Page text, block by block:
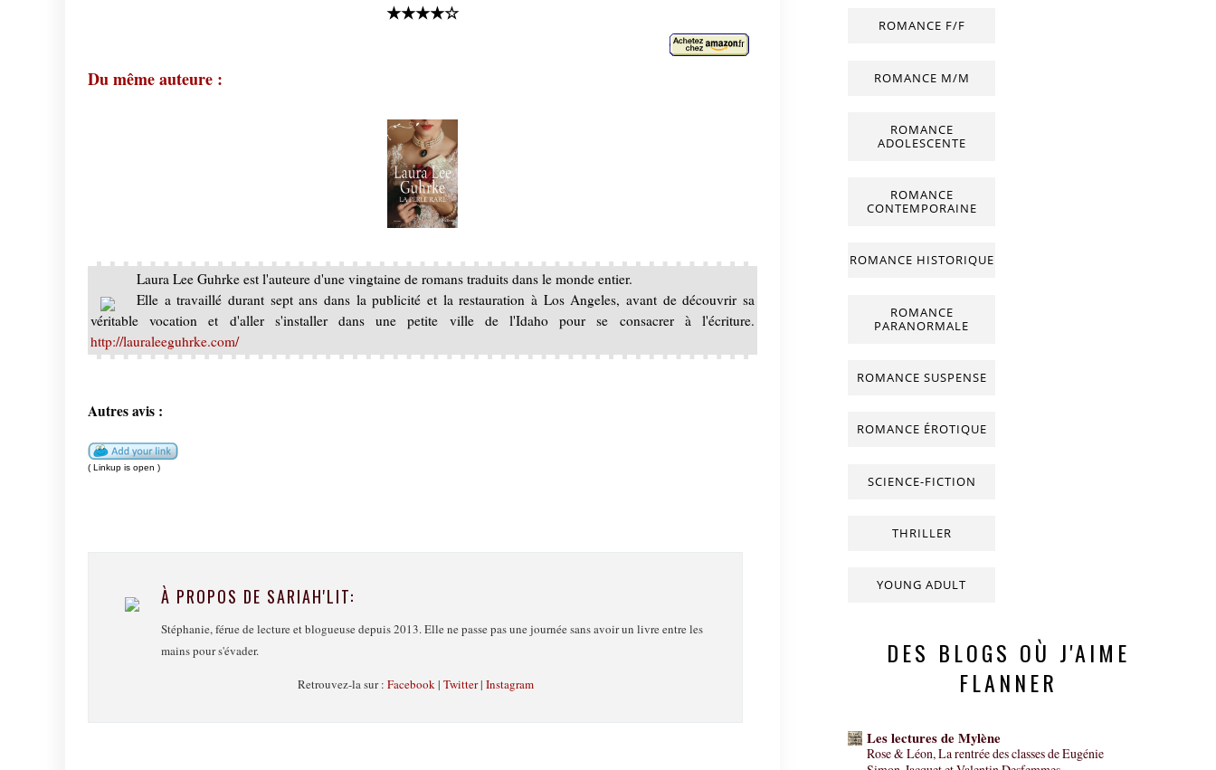
★★★★☆
Du même auteure :
Laura Lee Guhrke est l'auteure d'une vingtaine de romans traduits dans le monde entier.
Elle a travaillé durant sept ans dans la publicité et la restauration à Los Angeles, avant de découvrir sa
véritable vocation et d'aller s'installer dans une petite ville de l'Idaho pour se consacrer à l'écriture.
http://lauraleeguhrke.com/
Autres avis :
( Linkup is open )
À PROPOS DE SARIAH'LIT:
Stéphanie, férue de lecture et blogueuse depuis 2013. Elle ne passe pas une journée sans avoir un livre entre les
mains pour s'évader.
Retrouvez-la sur : Facebook | Twitter| Instagram
ROMANCE F/F
ROMANCE M/M
ROMANCE
ADOLESCENTE
ROMANCE
CONTEMPORAINE
ROMANCE HISTORIQUE
ROMANCE
PARANORMALE
ROMANCE SUSPENSE
ROMANCE ÉROTIQUE
SCIENCE-FICTION
THRILLER
YOUNG ADULT
DES BLOGS OÙ J'AIME
FLANNER
Les lectures de Mylène
Rose & Léon, La rentrée des classes de Eugénie